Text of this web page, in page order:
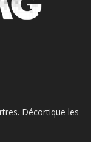
Décortique les